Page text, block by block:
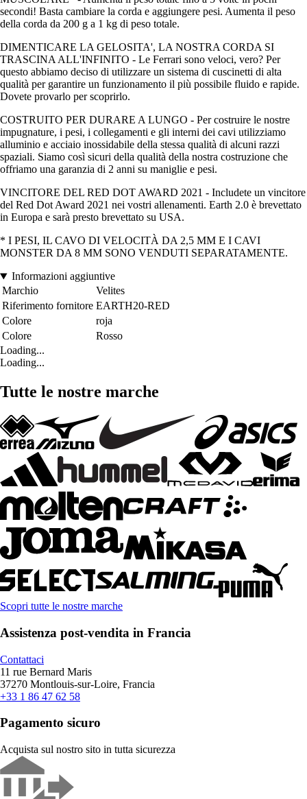
secondi! Basta cambiare la corda e aggiungere pesi. Aumenta il peso
della corda da 200 g a 1 kg di peso totale.
DIMENTICARE LA GELOSITA', LA NOSTRA CORDA SI
TRASCINA ALL'INFINITO - Le Ferrari sono veloci, vero? Per
questo abbiamo deciso di utilizzare un sistema di cuscinetti di alta
qualità per garantire un funzionamento il più possibile fluido e rapide.
Dovete provarlo per scoprirlo.
COSTRUITO PER DURARE A LUNGO - Per costruire le nostre
impugnature, i pesi, i collegamenti e gli interni dei cavi utilizziamo
alluminio e acciaio inossidabile della stessa qualità di alcuni razzi
spaziali. Siamo così sicuri della qualità della nostra costruzione che
offriamo una garanzia di 2 anni su maniglie e pesi.
VINCITORE DEL RED DOT AWARD 2021 - Includete un vincitore
del Red Dot Award 2021 nei vostri allenamenti. Earth 2.0 è brevettato
in Europa e sarà presto brevettato su USA.
* I PESI, IL CAVO DI VELOCITÀ DA 2,5 MM E I CAVI
MONSTER DA 8 MM SONO VENDUTI SEPARATAMENTE.
Informazioni aggiuntive
Marchio
Velites
Riferimento fornitore EARTH20-RED
Colore
roja
Colore
Rosso
Loading...
Loading...
Tutte le nostre marche
Scopri tutte le nostre marche
Assistenza post-vendita in Francia
Contattaci
11 rue Bernard Maris
37270 Montlouis-sur-Loire, Francia
+33 1 86 47 62 58
Pagamento sicuro
Acquista sul nostro sito in tutta sicurezza